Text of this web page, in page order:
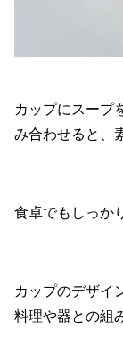
カップにスープ
み合わせると、
食卓でもしっか
カップのデザイ
料理や器との組